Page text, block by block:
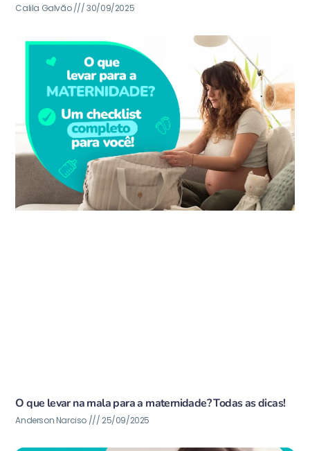
Calila Galvão 30/09/2025
O que levar na mala para a maternidade? Todas as dicas!
Anderson Narciso 25/09/2025